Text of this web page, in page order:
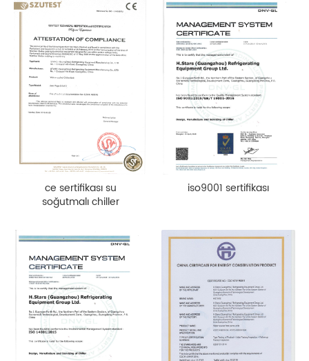
ce sertifikası su
soğutmalı chiller
iso9001 sertifikası